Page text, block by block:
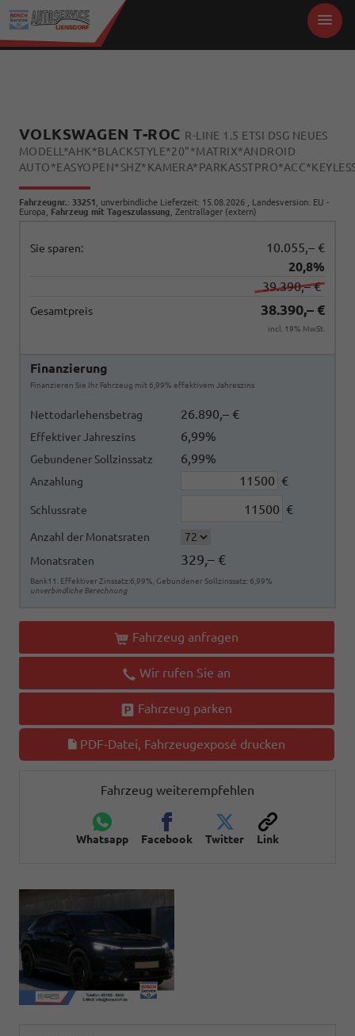
VOLKSWAGEN T-ROC R-LINE 1.5 ETSI DSG NEUES
MODELL*AHK*BLACKSTYLE*20"*MATRIX*ANDROID
Fahrzeugnr.: 33251 , unverbindliche Lieferzeit: 15.08.2026 , Landesversion: EU -
Europa, Fahrzeug mit Tageszulassung , Zentrallager (extern)
Sie sparen:
10.055,– €
20,8%
39.390,– €
Gesamtpreis 38.390,– €
incl. 19% MwSt.
Finanzierung
Finanzieren Sie Ihr Fahrzeug mit 6,99% effektivem Jahreszins
Nettodarlehensbetrag 26.890,– €
Effektiver Jahreszins 6,99%
Gebundener Sollzinssatz 6,99%
Anzahlung €
Schlussrate €
Anzahl der Monatsraten
Monatsraten
329,– €
Bank11. Effektiver Zinssatz:6,99%, Gebundener Sollzinssatz: 6,99%
unverbindliche Berechnung
Fahrzeug anfragen
Wir rufen Sie an
Fahrzeug parken
PDF-Datei, Fahrzeugexposé drucken
Fahrzeug weiterempfehlen
Whatsapp Facebook Twitter Link